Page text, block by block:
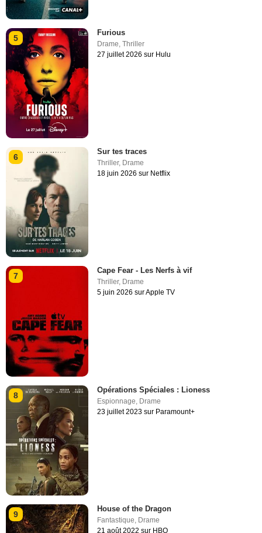
5
Furious
Drame,Thriller
27 juillet 2026 sur Hulu
6
Sur tes traces
Thriller, Drame
18 juin 2026 sur Netflix
7
Cape Fear - Les Nerfs à vif
Thriller, Drame
5 juin 2026 sur Apple TV
8
Opérations Spéciales : Lioness
Espionnage Drame
23 juillet 2023 sur Paramount+
9
House of the Dragon
Fantastique, Drame
21 août 2022 sur HBO